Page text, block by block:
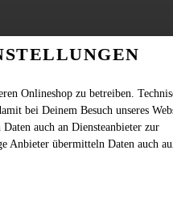
Onlineshop zu betreiben.
bei Deinem Besuch unseres
auch an Diensteanbieter zur
Anbieter übermitteln Daten auch